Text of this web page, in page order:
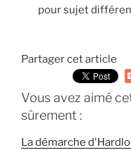
pour sujet
Partager cet article
Vous avez aimé
sûrement :
La démarche